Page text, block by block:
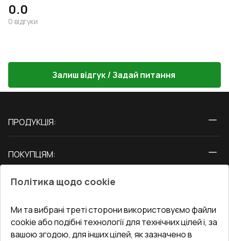
0.0
0 відгуки
Залиш відгук / Задай питання
ПРОДУКЦІЯ:
Двері
ПОКУПЦЯМ:
Блог
Адреса гіпермаркета
СЕРВІС ТА ОБЛУГОВУВАННЯ:
Доставка і Оплата
Гарантія та Сервіс
КОНТАКТИ
Офіс:Україна, м. Вінниця, вул. Келецька 60 кв. 61
Політика щодо cookie
Ми та вибрані треті сторони використовуємо файли
cookie або подібні технології для технічних цілей і, за
вашою згодою, для інших цілей, як зазначено в